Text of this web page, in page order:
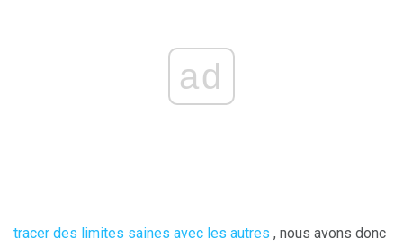
ad
tracer des limites saines avec les autres , nous avons donc